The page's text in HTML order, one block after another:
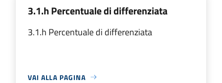
3.1.h Percentuale di differenziata
3.1.h Percentuale di differenziata
VAI ALLA PAGINA